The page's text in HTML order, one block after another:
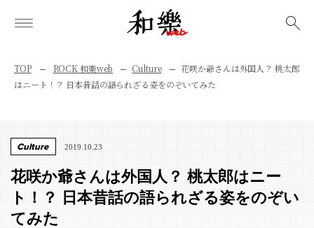
TOP ROCK 和樂web Culture
花咲か爺さんは外国人？ 桃太郎
はニート！？ 日本昔話の語られざる姿をのぞいてみた
Culture 2019.10.23
花咲か爺さんは外国人？ 桃太郎はニー
ト！？ 日本昔話の語られざる姿をのぞい
てみた